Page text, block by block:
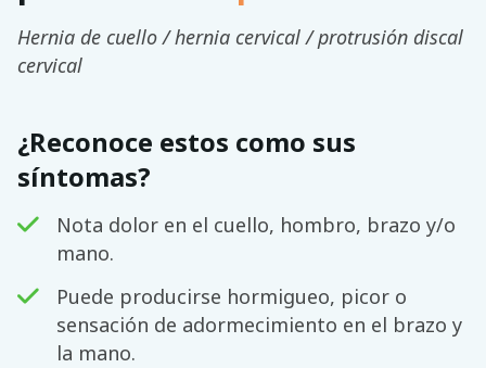
Hernia de cuello / hernia cervical / protrusión discal
cervical
¿Reconoce estos como sus
síntomas?
Nota dolor en el cuello, hombro, brazo y/o
mano.
Puede producirse hormigueo, picor o
sensación de adormecimiento en el brazo y
la mano.